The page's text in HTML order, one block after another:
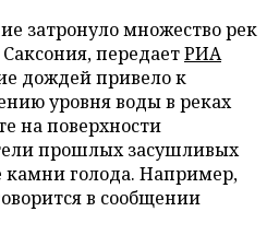
затронуло множество рек
передаетРИА
дождей привело к
уровня воды в реках
на поверхности
прошлых засушливых
камни голода. Например,
в сообщении